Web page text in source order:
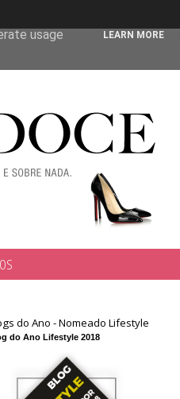
do Ano - Nomeado Lifestyle
do Ano Lifestyle 2018
usage
LEARN MORE